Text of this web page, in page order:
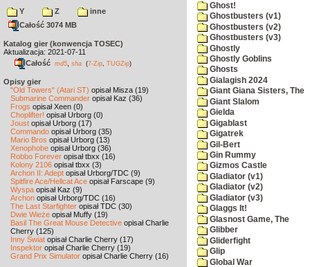
Y
Z
inne
Całość 3074 MB
Katalog gier (konwencja TOSEC)
Aktualizacja: 2021-07-11
Całość md5 sha (7-Zip TUGZip)
Opisy gier
"Old Towers" (Atari ST) opisał Misza (19)
Submarine Commander opisał Kaz (36)
Frogs opisał Xeen (0)
Choplifter! opisał Urborg (0)
Joust opisał Urborg (17)
Commando opisał Urborg (35)
Mario Bros opisał Urborg (13)
Xenophobe opisał Urborg (36)
Robbo Forever opisał tbxx (16)
Kolony 2106 opisał tbxx (3)
Archon II: Adept opisał Urborg/TDC (9)
Spitfire Ace/Hellcat Ace opisał Farscape (9)
Wyspa opisał Kaz (9)
Archon opisał Urborg/TDC (16)
The Last Starfighter opisał TDC (30)
Dwie Wieże opisał Muffy (19)
Basil The Great Mouse Detective opisał Charlie
Cherry (125)
Inny Świat opisał Charlie Cherry (17)
Inspektor opisał Charlie Cherry (19)
Grand Prix Simulator opisał Charlie Cherry (16)
Ghost!
Ghostbusters (v1)
Ghostbusters (v2)
Ghostbusters (v3)
Ghostly
Ghostly Goblins
Ghosts
Gialagish 2024
Giant Giana Sisters, The
Giant Slalom
Gielda
Gigablast
Gigatrek
Gil-Bert
Gin Rummy
Gizmos Castle
Gladiator (v1)
Gladiator (v2)
Gladiator (v3)
Glaggs It!
Glasnost Game, The
Glibber
Gliderfight
Glip
Global War